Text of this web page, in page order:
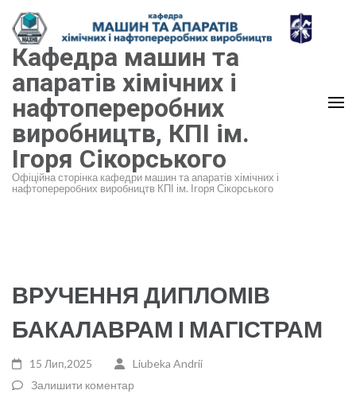
Перейти
до
вмісту
(натисніть
Enter)
Кафедра машин та
апаратів хімічних і
нафтопереробних
виробництв, КПІ ім.
Ігоря Сікорського
Офіційна сторінка кафедри машин та апаратів хімічних і
нафтопереробних виробництв КПІ ім. Ігоря Сікорського
ВРУЧЕННЯ ДИПЛОМІВ
БАКАЛАВРАМ І МАГІСТРАМ
15 Лип,2025
Liubeka Andrii
Залишити коментар